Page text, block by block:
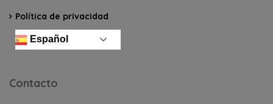
Política de privacidad
Español
Contacto